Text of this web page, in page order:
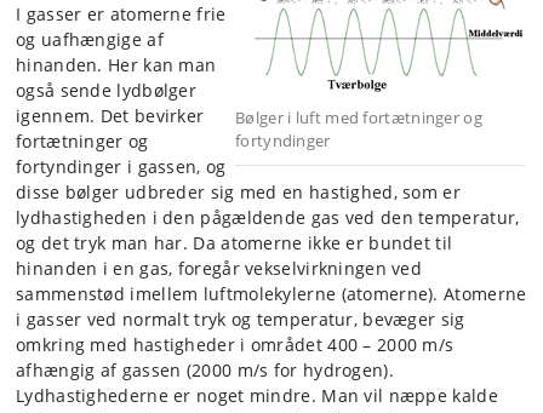
Bølger i luft med fortætninger og
fortyndinger
I gasser er atomerne frie
og uafhængige af
hinanden. Her kan man
også sende lydbølger
igennem. Det bevirker
fortætninger og
fortyndinger i gassen, og
disse bølger udbreder sig med en hastighed, som er
lydhastigheden i den pågældende gas ved den temperatur,
og det tryk man har. Da atomerne ikke er bundet til
hinanden i en gas, foregår vekselvirkningen ved
sammenstød imellem luftmolekylerne (atomerne). Atomerne
i gasser ved normalt tryk og temperatur, bevæger sig
omkring med hastigheder i området 400 – 2000 m/s
afhængig af gassen (2000 m/s for hydrogen).
Lydhastighederne er noget mindre. Man vil næppe kalde